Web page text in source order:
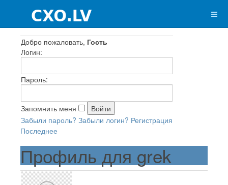
Добро пожаловать, Гость
Логин:
Пароль:
Запомнить меня
Забыли пароль? Забыли логин? Регистрация
Последнее
Профиль для grek